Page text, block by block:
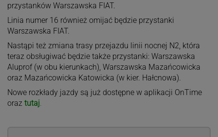
przystanków Warszawska FIAT.
Linia numer 16 również omijać będzie przystanki
Warszawska FIAT.
Nastąpi też zmiana trasy przejazdu linii nocnej N2, która
teraz obsługiwać będzie także przystanki: Warszawska
Aluprof (w obu kierunkach), Warszawska Mazańcowicka
oraz Mazańcowicka Katowicka (w kier. Hałcnowa).
Nowe rozkłady jazdy są już dostępne w aplikacji OnTime
oraz tutaj